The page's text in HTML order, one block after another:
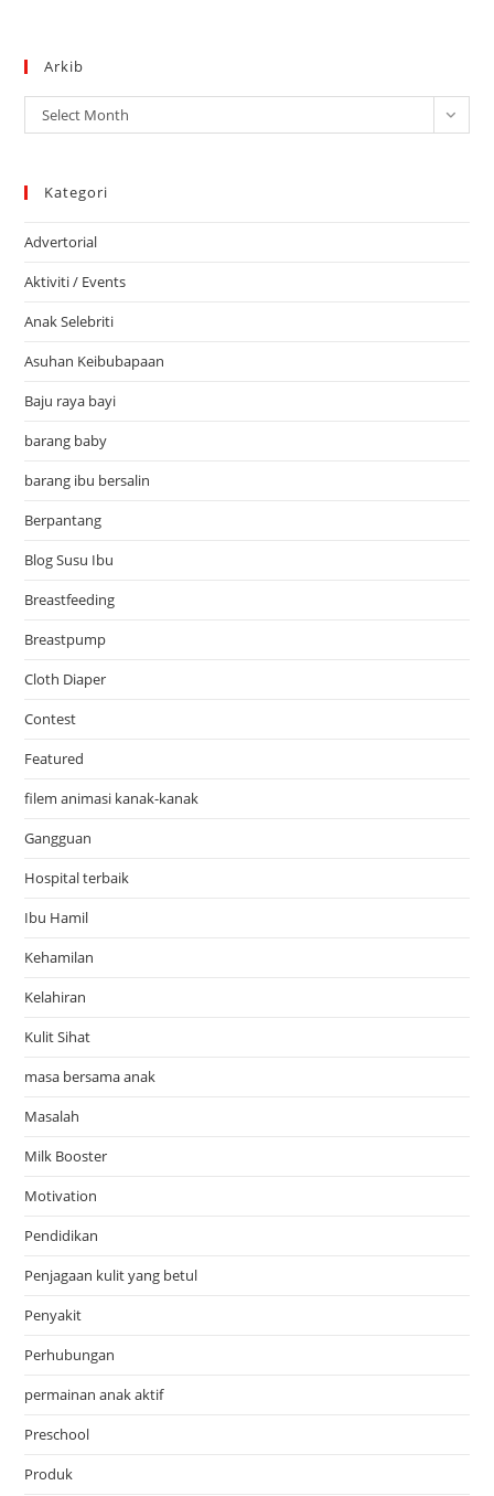
Arkib
Arkib
Select Month
Kategori
Advertorial
Aktiviti / Events
Anak Selebriti
Asuhan Keibubapaan
Baju raya bayi
barang baby
barang ibu bersalin
Berpantang
Blog Susu Ibu
Breastfeeding
Breastpump
Cloth Diaper
Contest
Featured
filem animasi kanak-kanak
Gangguan
Hospital terbaik
Ibu Hamil
Kehamilan
Kelahiran
Kulit Sihat
masa bersama anak
Masalah
Milk Booster
Motivation
Pendidikan
Penjagaan kulit yang betul
Penyakit
Perhubungan
permainan anak aktif
Preschool
Produk